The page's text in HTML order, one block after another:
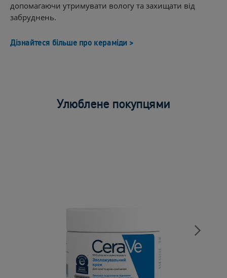
допомагаючи утримувати вологу та захищати від
забруднень.
Дізнайтеся більше про кераміди >
Улюблене покупцями